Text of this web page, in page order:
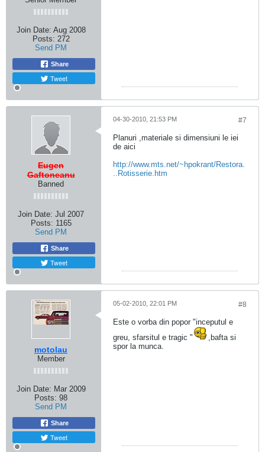
Join Date: Aug 2008
Posts: 272
Send PM
Share
Tweet
Eugen
Gaftoneanu
Banned
Join Date: Jul 2007
Posts: 1165
Send PM
Share
Tweet
#7
04-30-2010, 21:53 PM
Planuri ,materiale si dimensiuni le iei
de aici
http://www.mts.net/~hpokrant/Restora.
..Rotisserie.htm
motolau
Member
Join Date: Mar 2009
Posts: 98
Send PM
Share
Tweet
#8
05-02-2010, 22:01 PM
Este o vorba din popor "inceputul e
greu, sfarsitul e tragic "
,bafta si
spor la munca.